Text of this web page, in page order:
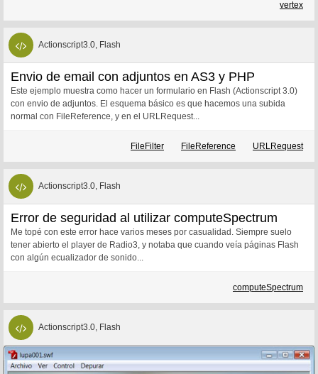
vertex
Actionscript3.0, Flash
Envio de email con adjuntos en AS3 y PHP
Este ejemplo muestra como hacer un formulario en Flash (Actionscript 3.0)
con envio de adjuntos. El esquema básico es que hacemos una subida
normal con FileReference, y en el URLRequest...
FileFilter FileReference URLRequest
Actionscript3.0, Flash
Error de seguridad al utilizar computeSpectrum
Me topé con este error hace varios meses por casualidad. Siempre suelo
tener abierto el player de Radio3, y notaba que cuando veía páginas Flash
con algún ecualizador de sonido...
computeSpectrum
Actionscript3.0, Flash